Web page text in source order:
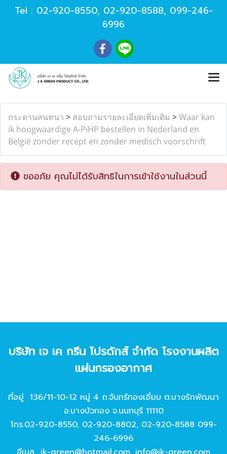
Tel : 02-920-8550, 02-920-8588, 099-246-
6996
กระดานสนทนา > สอบถามรายละเอียดเพิ่มเติม >Waar kan
ik hoogwaardige A-PiHP bestellen in Nederland en
België zonder recept en zonder medisch voorschrift
ขออภัย คุณไม่ได้รับสิทธิในการเข้าใช้งานในส่วนนี้
บริษัท เจ เค กรีน โปรดักส์ จํากัด โรงงานผลิต
แผ่นกรองอากาศ
ที่อยู่ 136/11-10-12 หมู่ 4 ถ.จันทร์ทองเอี่ยม ต.บางรักพัฒนา
อ.บางบัวทอง จ.นนทบุรี 11110
โทร.02-920-8550, 02-920-8802, 02-920-8588 099-
246-6996